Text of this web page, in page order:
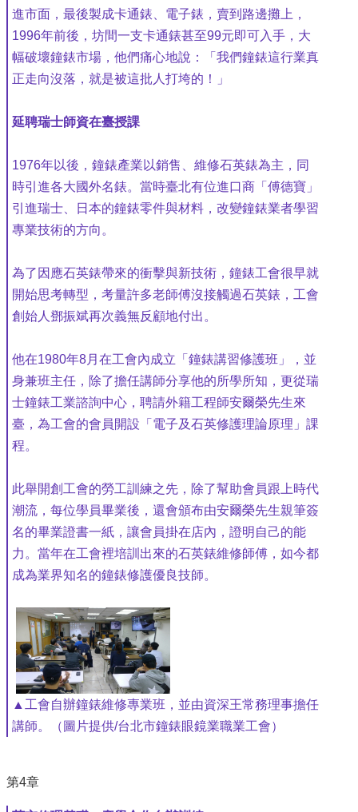
進市面，最後製成卡通錶、電子錶，賣到路邊攤上，
1996年前後，坊間一支卡通錶甚至99元即可入手，大
幅破壞鐘錶市場，他們痛心地說：「我們鐘錶這行業真
正走向沒落，就是被這批人打垮的！」
延聘瑞士師資在臺授課
1976年以後，鐘錶產業以銷售、維修石英錶為主，同
時引進各大國外名錶。當時臺北有位進口商「傅德寶」
引進瑞士、日本的鐘錶零件與材料，改變鐘錶業者學習
專業技術的方向。
為了因應石英錶帶來的衝擊與新技術，鐘錶工會很早就
開始思考轉型，考量許多老師傅沒接觸過石英錶，工會
創始人鄧振斌再次義無反顧地付出。
他在1980年8月在工會內成立「鐘錶講習修護班」，並
身兼班主任，除了擔任講師分享他的所學所知，更從瑞
士鐘錶工業諮詢中心，聘請外籍工程師安爾榮先生來
臺，為工會的會員開設「電子及石英修護理論原理」課
程。
此舉開創工會的勞工訓練之先，除了幫助會員跟上時代
潮流，每位學員畢業後，還會頒布由安爾榮先生親筆簽
名的畢業證書一紙，讓會員掛在店內，證明自己的能
力。當年在工會裡培訓出來的石英錶維修師傅，如今都
成為業界知名的鐘錶修護優良技師。
▲工會自辦鐘錶維修專業班，並由資深王常務理事擔任
講師。（圖片提供/台北市鐘錶眼鏡業職業工會）
第4章